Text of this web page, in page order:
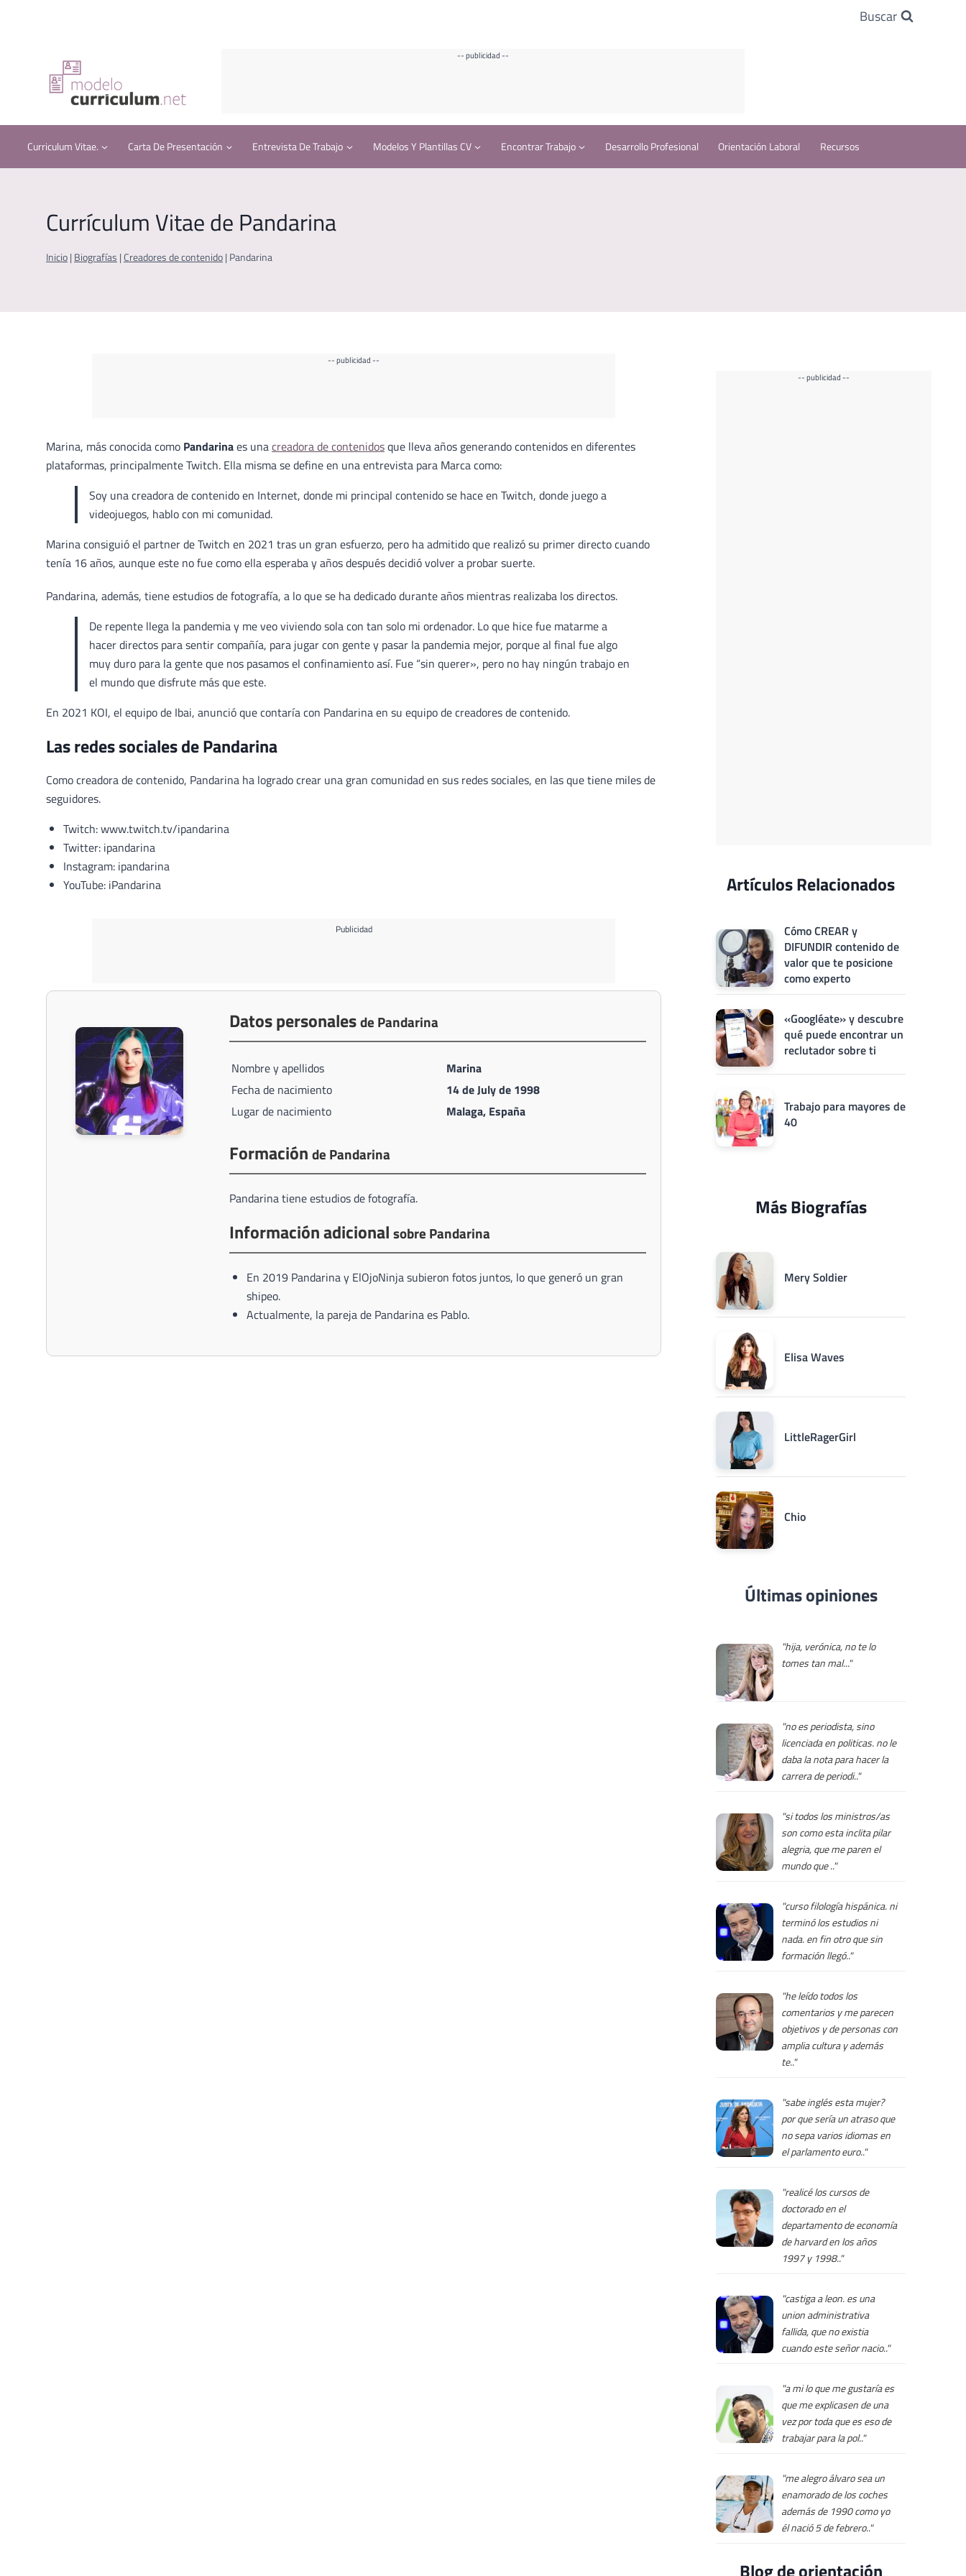
Buscar
-- publicidad --
Curriculum Vitae. Carta De Presentación Entrevista De Trabajo Modelos Y Plantillas CV Encontrar Trabajo Desarrollo Profesional Orientación Laboral Recursos
Currículum Vitae de Pandarina
Inicio | Biografías | Creadores de contenido | Pandarina
-- publicidad --
Marina, más conocida como Pandarinaes unacreadora de contenidosque lleva años generando contenidos en diferentes
plataformas, principalmente Twitch. Ella misma se define en una entrevista para Marca como:
Soy una creadora de contenido en Internet, donde mi principal contenido se hace en Twitch, donde juego a
videojuegos, hablo con mi comunidad.
Marina consiguió el partner de Twitch en 2021 tras un gran esfuerzo, pero ha admitido que realizó su primer directo cuando
tenía 16 años, aunque este no fue como ella esperaba y años después decidió volver a probar suerte.
Pandarina, además, tiene estudios de fotografía, a lo que se ha dedicado durante años mientras realizaba los directos.
De repente llega la pandemia y me veo viviendo sola con tan solo mi ordenador. Lo que hice fue matarme a
hacer directos para sentir compañía, para jugar con gente y pasar la pandemia mejor, porque al final fue algo
muy duro para la gente que nos pasamos el confinamiento así. Fue “sin querer», pero no hay ningún trabajo en
el mundo que disfrute más que este.
En 2021 KOI, el equipo de Ibai, anunció que contaría con Pandarina en su equipo de creadores de contenido.
Las redes sociales de Pandarina
Como creadora de contenido, Pandarina ha logrado crear una gran comunidad en sus redes sociales, en las que tiene miles de
seguidores.
Twitch: www.twitch.tv/ipandarina
Twitter: ipandarina
Instagram: ipandarina
YouTube: iPandarina
Publicidad
Datos personalesde Pandarina
Nombre y apellidos
Marina
Fecha de nacimiento
14 de July de 1998
Lugar de nacimiento
Malaga, España
Formación de Pandarina
Pandarina tiene estudios de fotografía.
Información adicional sobre Pandarina
En 2019 Pandarina y ElOjoNinja subieron fotos juntos, lo que generó un gran
shipeo.
Actualmente, la pareja de Pandarina es Pablo.
-- publicidad --
Artículos Relacionados
Cómo CREAR y
DIFUNDIR contenido de
valor que te posicione
como experto
«Googléate» y descubre
qué puede encontrar un
reclutador sobre ti
Trabajo para mayores de
40
Más Biografías
Mery Soldier
Elisa Waves
LittleRagerGirl
Chio
Últimas opiniones
"hija, verónica, no te lo
tomes tan mal..."
"no es periodista, sino
licenciada en politicas. no le
daba la nota para hacer la
carrera de periodi.."
"si todos los ministros/as
son como esta inclita pilar
alegria, que me paren el
mundo que .."
"curso filología hispánica. ni
terminó los estudios ni
nada. en fin otro que sin
formación llegó.."
"he leído todos los
comentarios y me parecen
objetivos y de personas con
amplia cultura y además
te.."
"sabe inglés esta mujer?
por que sería un atraso que
no sepa varios idiomas en
el parlamento euro.."
"realicé los cursos de
doctorado en el
departamento de economía
de harvard en los años
1997 y 1998.."
"castiga a leon. es una
union administrativa
fallida, que no existia
cuando este señor nacio.."
"a mi lo que me gustaría es
que me explicasen de una
vez por toda que es eso de
trabajar para la pol.."
"me alegro álvaro sea un
enamorado de los coches
además de 1990 como yo
él nació 5 de febrero.."